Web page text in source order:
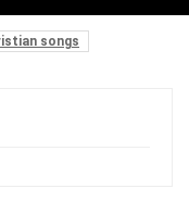
songs